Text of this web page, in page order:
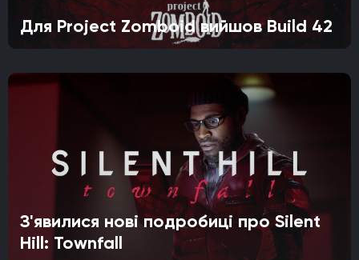
Для Project Zomboid вийшов Build 42
З'явилися нові подробиці про Silent
Hill: Townfall